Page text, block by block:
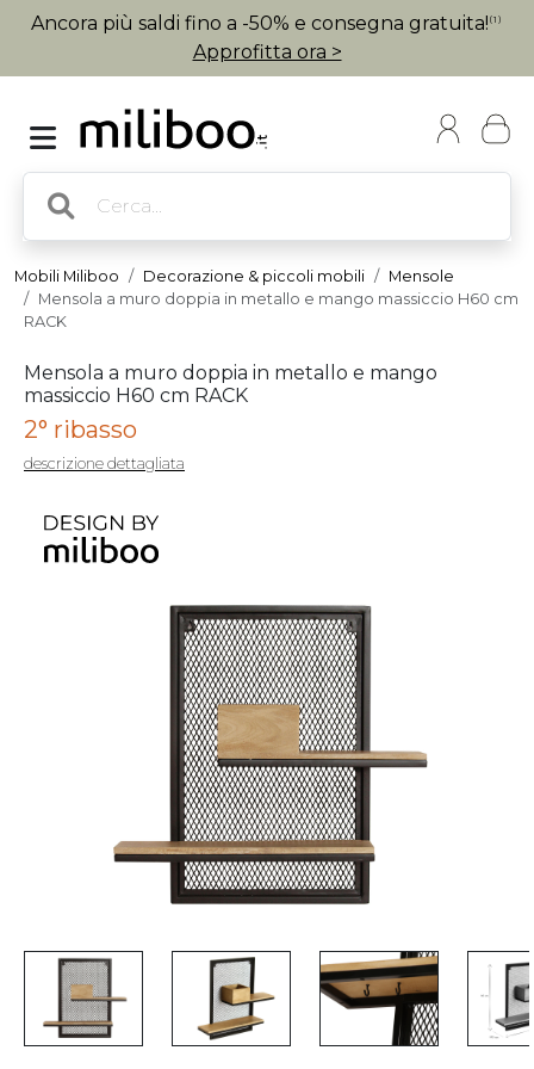
Ancora più saldi fino a -50% e consegna gratuita! (1)
Approfitta ora >
Mobili Miliboo Decorazione & piccoli mobili
Mensole
Mensola a muro doppia in metallo e mango massiccio H60 cm
RACK
Mensola a muro doppia in metallo e mango
massiccio H60 cm RACK
2° ribasso
descrizione dettagliata